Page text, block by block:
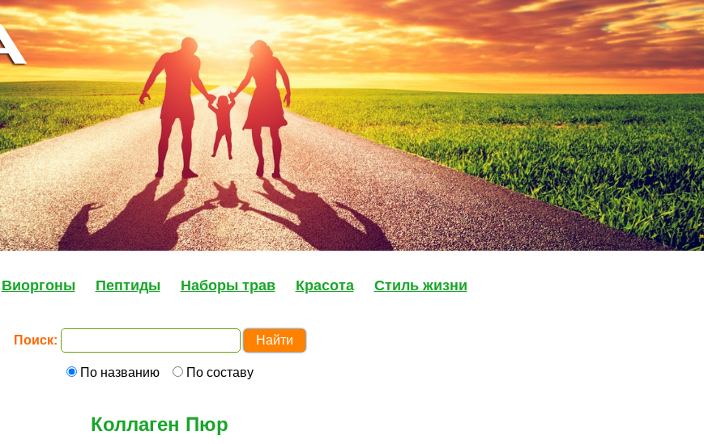
Виоргоны Пептиды Наборы трав Красота Стиль жизни
Поиск:
По названию По составу
Коллаген Пюр